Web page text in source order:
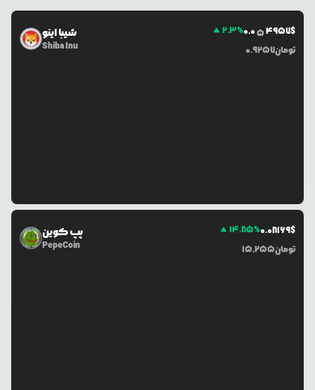
شیبا اینو
Shiba Inu
2.3%0.054957$
0.9257تومان
پپ کوین
PepeCoin
14.85%0.08169$
15,255تومان